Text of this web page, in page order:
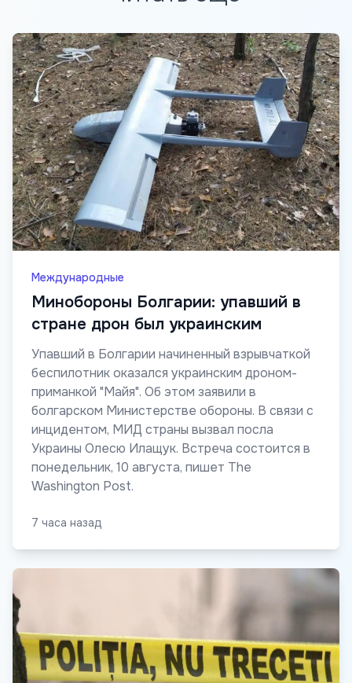
Международные
Минобороны Болгарии: упавший в
стране дрон был украинским
Упавший в Болгарии начиненный взрывчаткой
беспилотник оказался украинским дроном-
приманкой "Майя". Об этом заявили в
болгарском Министерстве обороны. В связи с
инцидентом, МИД страны вызвал посла
Украины Олесю Илащук. Встреча состоится в
понедельник, 10 августа, пишет The
Washington Post.
7 часа назад